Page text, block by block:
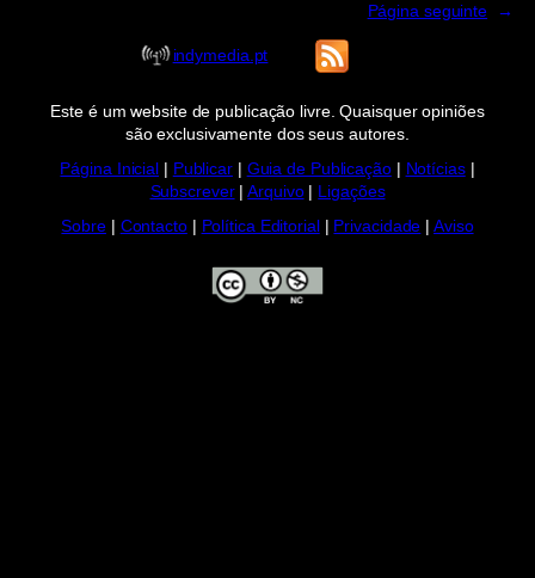
Página seguinte →
indymedia.pt
Este é um website de publicação livre. Quaisquer opiniões
são exclusivamente dos seus autores.
Página Inicial
Publicar| Guia de Publicação| Notícias|
Subscrever|Arquivo|
Ligações
Sobre| Contacto| Política Editorial Privacidade |Aviso